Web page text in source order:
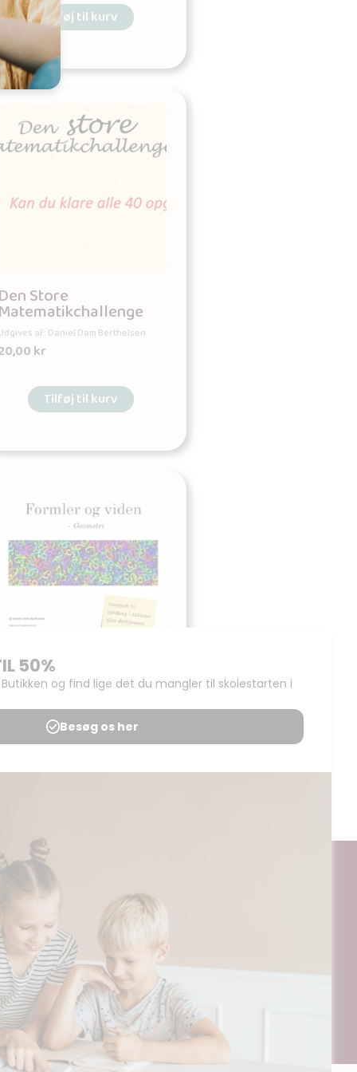
Tilføj til kurv
Den Store
Matematikchallenge
af: Daniel Dam Berthelsen
kr
Tilføj til kurv
og viden – om
geometri
og digitalt, af materialer på BubbleMinds eller dele deraf er
aftale med Tekst & Node. Kopiering,
i aftalen med Tekst & Node, kan alene finde
aftale med licensgiver.